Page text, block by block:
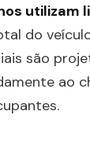
utilizam
do
são
ao